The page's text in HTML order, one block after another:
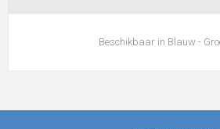
Beschikbaar in Blauw -